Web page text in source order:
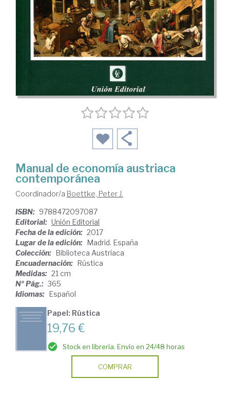
Manual de economía austriaca
contemporánea
Coordinador/a Boettke, Peter J.
ISBN: 9788472097087
Editorial: Unión Editorial
Fecha de la edición: 2017
Lugar de la edición: Madrid. España
Colección: Biblioteca Austriaca
Encuadernación: Rústica
Medidas: 21 cm
Nº Pág.: 365
Idiomas: Español
Papel: Rústica
19,76 €
Stock en librería. Envío en 24/48 horas
COMPRAR